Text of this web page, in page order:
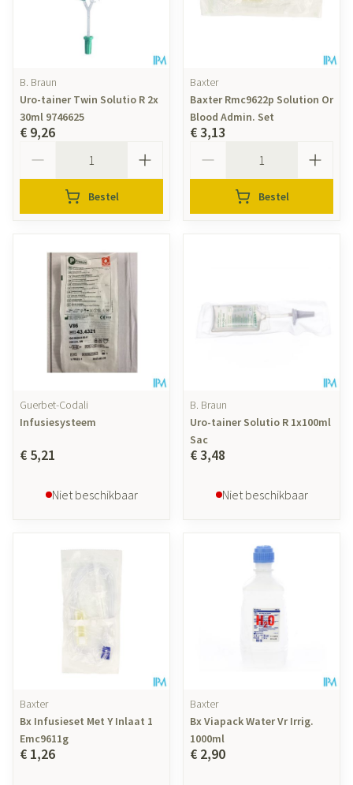
B. Braun
Uro-tainer Twin Solutio R 2x
30ml 9746625
€ 9,26
Bestel
Baxter
Baxter Rmc9622p Solution Or
Blood Admin. Set
€ 3,13
Bestel
Guerbet-Codali
Infusiesysteem
€ 5,21
Niet beschikbaar
B. Braun
Uro-tainer Solutio R 1x100ml
Sac
€ 3,48
Niet beschikbaar
Baxter
Bx Infusieset Met Y Inlaat 1
Emc9611g
€ 1,26
Baxter
Bx Viapack Water Vr Irrig.
1000ml
€ 2,90